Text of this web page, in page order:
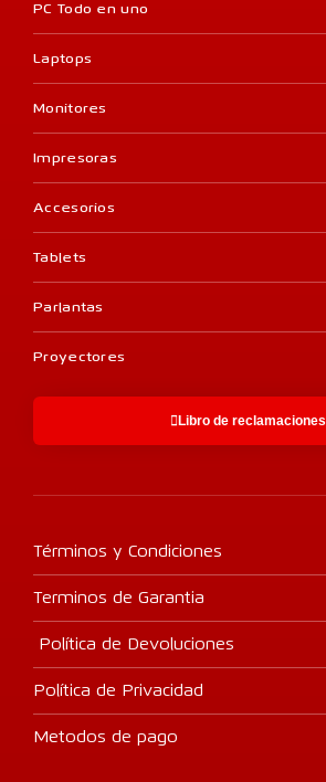
PC Todo en uno
Laptops
Monitores
Impresoras
Accesorios
Tablets
Parlantas
Proyectores
Libro de reclamaciones
Términos y Condiciones
Terminos de Garantia
Política de Devoluciones
Política de Privacidad
Metodos de pago